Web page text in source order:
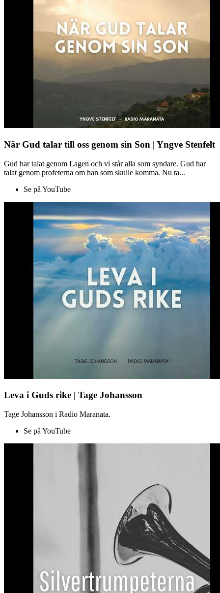
När Gud talar till oss genom sin Son | Yngve Stenfelt
Gud har talat genom Lagen och vi står alla som syndare. Gud har
talat genom profeterna om han som skulle komma. Nu ta...
Se på YouTube
Leva i Guds rike | Tage Johansson
Tage Johansson i Radio Maranata.
Se på YouTube